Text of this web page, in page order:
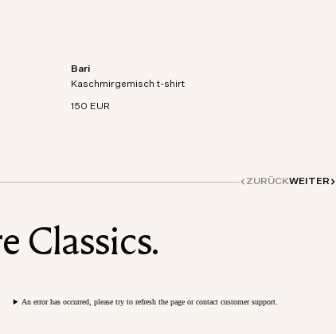
Bari
Kaschmirgemisch t-shirt
150 EUR
Kurzarm-T-Shirt aus Bio-Baumwoll-Kaschmir-
Mischstrick.
ZURÜCKWEITER
Classics.
An error has occurred, please try to refresh the page or contact customer support.